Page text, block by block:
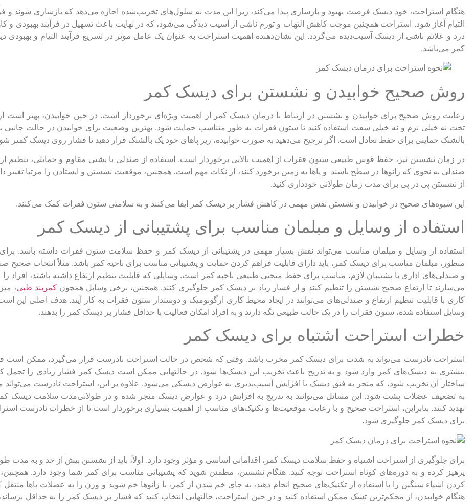
هنگام استراحت، خود دیسک فرصت بهبود و بازسازی پیدا می‌کند، زیرا این مدت به سلول‌های تخریب‌شده اجازه می‌دهد که بازسازی شوند و
التیام آغاز شود. استراحت همچنین موجب کاهش التهاب و تورم ناشی از آسیب دیدگی می‌شود، که در نهایت باعث تسهیل در فرآیند بهبودی و
درد و علائم ناشی از دیسک آسیب‌دیده می‌گردد. این نشان‌دهنده اهمیت استراحت به عنوان یک عامل موثر در تسریع فرآیند التیام و بهبودی
کمر می‌باشد.
روش صحیح خوابیدن و نشستن برای دیسک کمر
رعایت روش صحیح برای خوابیدن و نشستن در ارتباط با درمان دیسک کمر از اهمیت ویژه‌ای برخوردار است. در حین خوابیدن، بهتر است
تخت نه خیلی نرم و نه خیلی سفت استفاده کنید تا ستون فقرات به طور متناسب حمایت شود. بهترین وضعیت برای خوابیدن در حالت جانبی
بالشتک حمایتی برای حفظ تعادل است. اگر ترجیح می‌دهید به صورت خوابیده، زیر پاهای خود یک بالشتک قرار دهید تا فشار روی دیسک کمتر
در زمان نشستن نیز، حفظ قوس طبیعی ستون فقرات از اهمیت بالایی برخوردار است. استفاده از صندلی با پشتی مقاوم و حمایتی، تنظیم
صندلی به نحوی که زانوها در سطح باشند و پاها به زمین برخورد کنند، از نکات مهم است. همچنین، موقعیت نشستن و ایستادن را مرتبا تغییر
از نشستن پی در پی برای مدت زمان طولانی خودداری کنید.
این شیوه‌های صحیح در خوابیدن و نشستن نقش مهمی در کاهش فشار بر دیسک کمر ایفا می‌کنند و به سلامتی ستون فقرات کمک می‌کنند.
استفاده از وسایل و مبلمان مناسب برای پشتیبانی از دیسک کمر
استفاده از وسایل و مبلمان مناسب می‌تواند نقش بسیار مهمی در پشتیبانی از دیسک کمر و حفظ سلامت ستون فقرات داشته باشد. برای
منظور، مبلمان مناسب برای دیسک کمر، باید دارای قابلیت فراهم کردن حمایت و پشتیبانی مناسب برای ناحیه کمر باشد. مثلاً انتخاب صحیح
و صندلی‌های اداری با پشتیبان لازم، مناسب برای حفظ منحنی طبیعی ناحیه کمر است. وسایلی که قابلیت تنظیم ارتفاع داشته باشند، افراد را
می‌سازند تا ارتفاع صحیح نشستن را تنطیم کنند و از فشار زیاد بر دیسک کمر جلوگیری کنند. همچنین، برخی وسایل همچونکمربند طبی،
کاری با قابلیت تنظیم ارتفاع و صندلی‌های می‌توانند در ایجاد محیط کاری ارگونومیک و دوستدار ستون فقرات به کار آیند. هدف اصلی این
وسایل استفاده شده، ستون فقرات را در یک حالت طبیعی نگه دارند و به افراد امکان فعالیت با حداقل فشار بر دیسک کمر را بدهند.
خطرات استراحت اشتباه برای دیسک کمر
استراحت نادرست می‌تواند به شدت برای دیسک کمر مخرب باشد. وقتی که شخص در حالت استراحت نادرست قرار می‌گیرد، ممکن است
بیشتری به دیسک‌های کمر وارد شود و به تدریج باعث تخریب این دیسک‌ها شود. در حالتهایی ممکن است دیسک کمر فشار زیادی را تحمل
ساختار آن تخریب شود، که منجر به فتق دیسک یا افزایش آسیب‌پذیری به عوارض دیسکی می‌شود. علاوه بر این، استراحت نادرست می‌تواند
به تضعیف عضلات پشت شود. این مسائل می‌توانند به تدریج به افزایش درد و عوارض دیسک منجر شده و در طولانی‌مدت سلامت دیسک کمر
تهدید کنند. بنابراین، استراحت صحیح و با رعایت موقعیت‌ها و تکنیک‌های مناسب از اهمیت بسیاری برخوردار است تا از خطرات نادرست
برای دیسک کمر جلوگیری شود.
برای جلوگیری از استراحت اشتباه و حفظ سلامت دیسک کمر، اقداماتی اساسی و مؤثر وجود دارد. اولاً، باید از نشستن بیش از حد و به مدت
پرهیز کرده و به دوره‌های کوتاه استراحت توجه کنید. هنگام نشستن، مطمئن شوید که پشتیبانی مناسب برای کمر شما وجود دارد. همچنین،
کردن اشیاء سنگین را با استفاده از تکنیک‌های صحیح انجام دهید، به جای خم شدن از کمر، با زانوها خم شوید و وزن را به عضلات پاها منتقل
هنگام خوابیدن، از محکم‌ترین تشک ممکن استفاده کنید و در حین استراحت، حالتهایی انتخاب کنید که فشار بر دیسک کمر را به حداقل